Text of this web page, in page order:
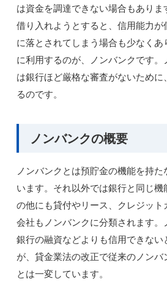
は資金を調達できない場合もありま
借り入れようとすると、信用能力
に落とされてしまう場合も少なく
に利用するのが、ノンバンクです
は銀行ほど厳格な審査がないため
るのです。
ノンバンクの概要
ノンバンクとは預貯金の機能を持
います。それ以外では銀行と同じ
の他にも貸付やリース、クレジット
会社もノンバンクに分類されます。
銀行の融資などよりも信用できな
が、貸金業法の改正で従来のノン
とは一変しています。